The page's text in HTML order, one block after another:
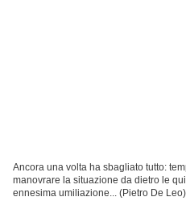
Ancora una volta ha sbagliato tutto:
manovrare la situazione da dietro le
ennesima umiliazione... (Pietro De